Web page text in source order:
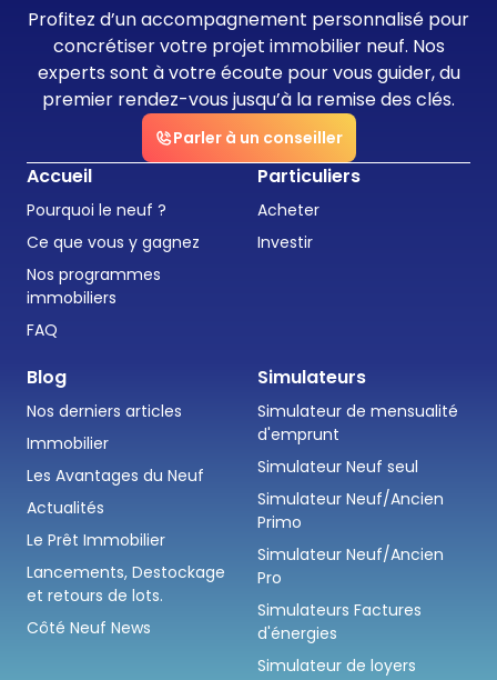
Profitez d’un accompagnement personnalisé pour
concrétiser votre projet immobilier neuf. Nos
experts sont à votre écoute pour vous guider, du
premier rendez-vous jusqu’à la remise des clés.
Parler à un conseiller
Accueil
Pourquoi le neuf ?
Ce que vous y gagnez
Nos programmes
immobiliers
FAQ
Particuliers
Acheter
Investir
Blog
Nos derniers articles
Immobilier
Les Avantages du Neuf
Actualités
Le Prêt Immobilier
Lancements, Destockage
et retours de lots.
Côté Neuf News
Simulateurs
Simulateur de mensualité
d'emprunt
Simulateur Neuf seul
Simulateur Neuf/Ancien
Primo
Simulateur Neuf/Ancien
Pro
Simulateurs Factures
d'énergies
Simulateur de loyers